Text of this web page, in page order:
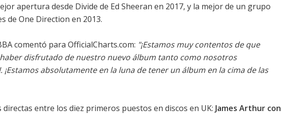
apertura desde Divide de Ed Sheeran en 2017, y la mejor de un grupo
de One Direction en 2013.
comentó para OfficialCharts.com: "¡Estamos muy contentos de que
disfrutado de nuestro nuevo álbum tanto como nosotros
absolutamente en la luna de tener un álbum en la cima de las
entre los diez primeros puestos en discos en UK: James Arthur con